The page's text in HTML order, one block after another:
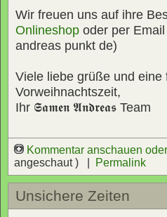
Wir freuen uns auf ihre
Onlineshop oder per
andreas punkt de)
Viele liebe grüße und eine
Vorweihnachtszeit,
Ihr 𝕾𝖆𝖒𝖊𝖓 𝕬𝖓𝖉𝖗𝖊𝖆𝖘 Team
Kommentar anschauen
angeschaut ) |
Permalink
Unsichere Zeiten